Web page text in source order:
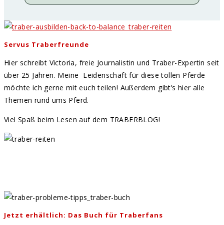
Servus Traberfreunde
Hier schreibt Victoria, freie Journalistin und Traber-Expertin seit
über 25 Jahren. Meine Leidenschaft für diese tollen Pferde
möchte ich gerne mit euch teilen! Außerdem gibt’s hier alle
Themen rund ums Pferd.
Viel Spaß beim Lesen auf dem TRABERBLOG!
Jetzt erhältlich: Das Buch für Traberfans